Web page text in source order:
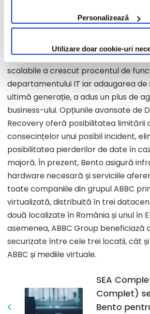
Personalizează
Utilizare doar cookie-uri
implementare și project management.
Implementarea unei infrastructuri
scalabile a crescut procentul de
departamentului IT iar adaugarea de
ultimă generație, a adus un plus de
business-ului. Opțiunile avansate de
Recovery oferă posibilitatea limitării
consecințelor unui posibil incident,
posibilitatea pierderilor de date în
majoră. În prezent, Bento asigură
hardware necesară și serviciile
toate companiile din grupul ABBC
virtualizată, distribuită în trei
două localizate în România și unul în
asemenea, ABBC Group beneficiază
securizate între cele trei locatii, cât
ABBC și mediile virtuale.
SEA
Complet)
Bento